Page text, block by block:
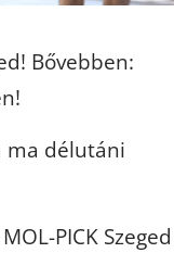
Bővebben:
ma délutáni
PICK Szeged